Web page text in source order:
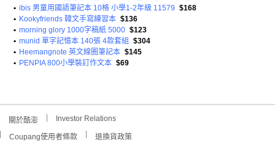
• ibis 男童用國語筆記本 10格 小學1-2年級 11579 $168
• Kookyfriends 韓文手寫練習本 $136
• morning glory 1000字稿紙 5000 $123
• munid 單字記憶本 140張 4款套組
$304
• Heemangnote 英文線圈筆記本 $145
• PENPIA 800小學裝訂作文本 $69
關於酷澎 Investor Relations
Coupang使用者條款 退換貨政策